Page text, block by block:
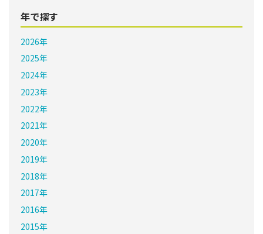
年で探す
2026年
2025年
2024年
2023年
2022年
2021年
2020年
2019年
2018年
2017年
2016年
2015年